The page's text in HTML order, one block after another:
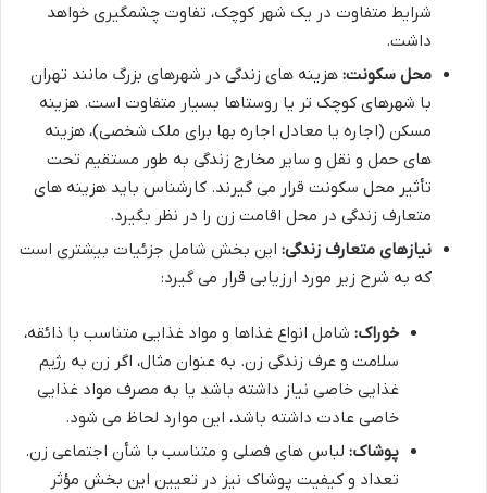
شرایط متفاوت در یک شهر کوچک، تفاوت چشمگیری خواهد
داشت.
محل سکونت: هزینه های زندگی در شهرهای بزرگ مانند تهران
با شهرهای کوچک تر یا روستاها بسیار متفاوت است. هزینه
مسکن (اجاره یا معادل اجاره بها برای ملک شخصی)، هزینه
های حمل و نقل و سایر مخارج زندگی به طور مستقیم تحت
تأثیر محل سکونت قرار می گیرند. کارشناس باید هزینه های
متعارف زندگی در محل اقامت زن را در نظر بگیرد.
نیازهای متعارف زندگی: این بخش شامل جزئیات بیشتری است
که به شرح زیر مورد ارزیابی قرار می گیرد:
خوراک: شامل انواع غذاها و مواد غذایی متناسب با ذائقه،
سلامت و عرف زندگی زن. به عنوان مثال، اگر زن به رژیم
غذایی خاصی نیاز داشته باشد یا به مصرف مواد غذایی
خاصی عادت داشته باشد، این موارد لحاظ می شود.
پوشاک: لباس های فصلی و متناسب با شأن اجتماعی زن.
تعداد و کیفیت پوشاک نیز در تعیین این بخش مؤثر